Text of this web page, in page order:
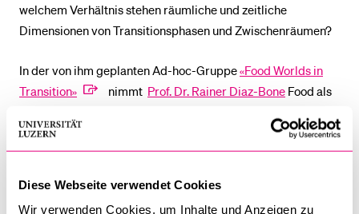
Diese Webseite verwendet Cookies
Wir verwenden Cookies, um Inhalte und Anzeigen zu
welchem Verhältnis stehen räumliche und zeitliche
Dimensionen von Transitionsphasen und Zwischenräumen?
In der von ihm geplanten Ad-hoc-Gruppe«Food Worlds in
Transition»
nimmt Prof. Dr. Rainer Diaz-Bone Food als
Beiträge zur Analyse der Transitionen von Food Worlds
präsentiert werden. Veränderungen der Produktionslogiken,
Wandel der Essenspraktiken stellen mögliche Themen dar.